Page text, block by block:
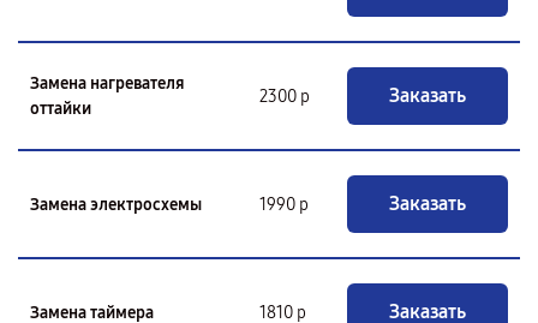
Замена нагревателя
оттайки
2300 р Заказать
Замена электросхемы 1990 р Заказать
Замена таймера 1810 р Заказать